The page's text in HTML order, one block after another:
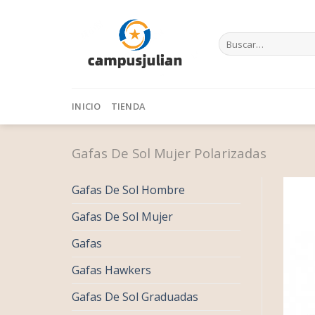
Buscar
por:
INICIO TIENDA
Gafas De Sol Mujer Polarizadas
Gafas De Sol Hombre
Gafas De Sol Mujer
Gafas
Gafas Hawkers
Gafas De Sol Graduadas